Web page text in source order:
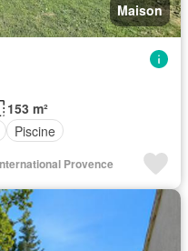
Maison
153 m²
Piscine
Provence